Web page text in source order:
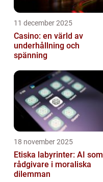
11 december 2025
Casino: en värld av
underhållning och
spänning
18 november 2025
Etiska labyrinter: AI som
rådgivare i moraliska
dilemman